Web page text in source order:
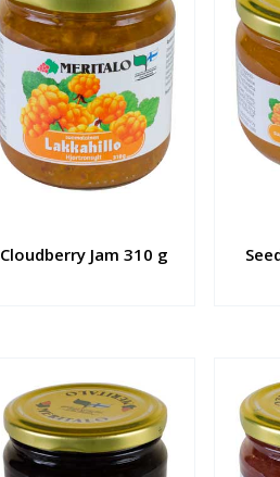
Cloudberry Jam 310 g